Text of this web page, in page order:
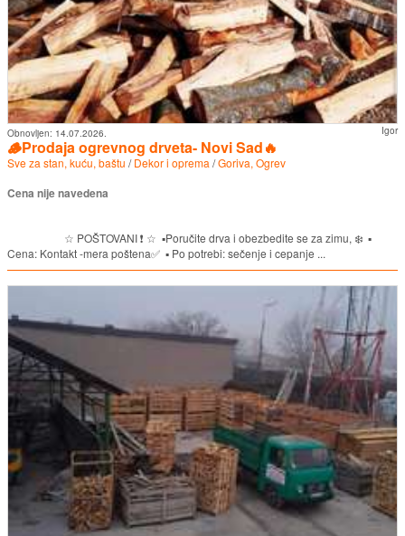
Igor
Obnovljen: 14.07.2026.
🪵Prodaja ogrevnog drveta- Novi Sad🔥
Sve za stan, kuću, baštu /Dekor i oprema /Goriva, Ogrev
Cena nije navedena
☆ POŠTOVANI ❗️ ☆ ▪︎Poručite drva i obezbedite se za zimu, ❄️ ▪︎
Cena: Kontakt -mera poštena✅️ ▪︎ Po potrebi: sečenje i cepanje ...